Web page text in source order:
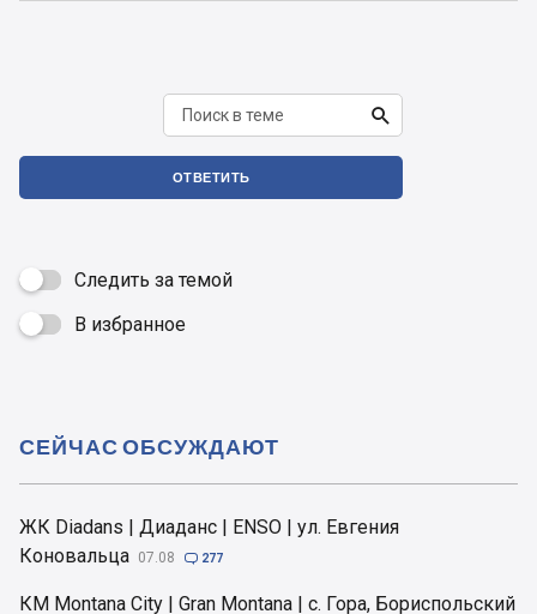

ОТВЕТИТЬ
Следить за темой
 В избранное
ЖК Diadans | Диаданс | ENSO | ул. Евгения
Коновальца 07.08  277
КМ Montana City | Gran Montana | с. Гора, Бориспольский
СЕЙЧАС ОБСУЖДАЮТ